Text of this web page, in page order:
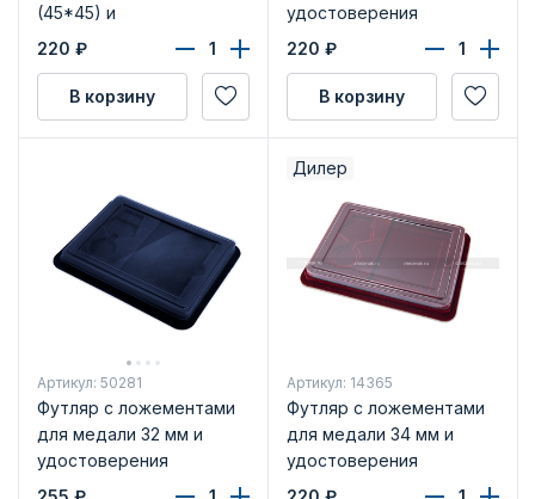
(45*45) и
удостоверения
220 ₽
В корзину
удостоверения
220 ₽
В корзину
Артикул: 50281
Футляр с ложементами
для медали 32 мм и
удостоверения
(70х100х6 мм), синий
Дилер
Артикул: 14365
Футляр с ложементами
для медали 34 мм и
удостоверения